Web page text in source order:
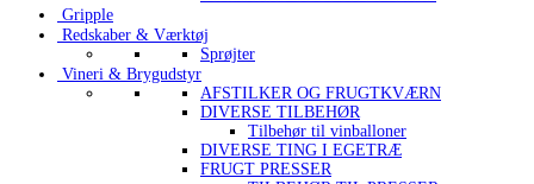
Gripple
Redskaber & Værktøj
Sprøjter
Vineri & Brygudstyr
AFSTILKER OG FRUGTKVÆRN
DIVERSE TILBEHØR
Tilbehør til vinballoner
DIVERSE TING I EGETRÆ
FRUGT PRESSER